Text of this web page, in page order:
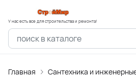
У нас есть все для строительства и ремонта!
Главная Сантехника и